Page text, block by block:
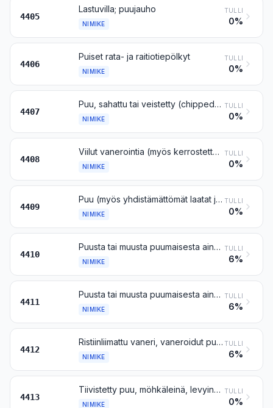
4405
Lastuvilla; puujauho
NIMIKE
TULLI
0%
4406
Puiset rata- ja raitiotiepölkyt
NIMIKE
TULLI
0%
4407
Puu, sahattu tai veistetty (chipped) pituussuunnassa, tasoleikattu tai viiluksi sorvattu, myös höylätty, hiottu tai päistään jatkettu, paksuus suurempi kuin 6 mm
NIMIKE
TULLI
0%
4408
Viilut vanerointia (myös kerrostettua puuta tasoleikkaamalla saadut), ristiinliimattua vaneria tai niiden kaltaista kerrostettua puuta varten ja muu puu, sahattu pituussuunnassa, tasoleikattu tai viiluksi sorvattu, myös höylätty, hiottu, saumattu tai päistään jatkettu, paksuus enintään 6 mm
NIMIKE
TULLI
0%
4409
Puu (myös yhdistämättömät laatat ja rimat parkettilattioita varten), yhdeltä tai useammalta syrjältä, pinnalta tai päästä koko pituudelta muotoiltu (pontattu, puolipontattu, viistottu, pontattu viistotuin syrjin tai päin, helmipontattu, tehty muotolistoiksi tai -laudoiksi, pyöristetty tai vastaavilla tavoilla työstetty), myös höylätty, hiottu tai päistään jatkettu
NIMIKE
TULLI
0%
4410
Puusta tai muusta puumaisesta aineesta valmistettu lastulevy ja ”oriented strand board” -levy sekä niiden kaltaiset levyt (esimerkiksi ”waferboard”-levyt), myös hartsilla tai muulla orgaanisella sideaineella yhteenpuristetut
NIMIKE
TULLI
6%
4411
Puusta tai muusta puumaisesta aineesta valmistettu kuitulevy, myös hartsilla tai muulla orgaanisella sideaineella yhteenpuristettu
NIMIKE
TULLI
6%
4412
Ristiinliimattu vaneri, vaneroidut puulevyt ja niiden kaltainen kerrostettu puu
NIMIKE
TULLI
6%
4413
Tiivistetty puu, möhkäleinä, levyinä, rimoina tai profiileina
NIMIKE
TULLI
0%